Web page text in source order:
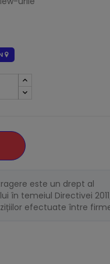
este un drept al
în temeiul Directivei
efectuate între